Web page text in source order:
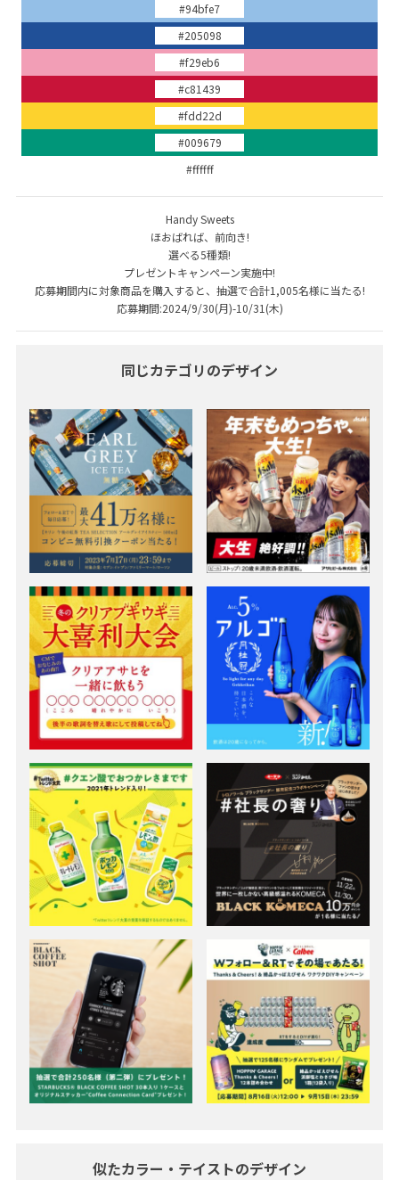
#94bfe7
#205098
#f29eb6
#c81439
#fdd22d
#009679
#ffffff
Handy Sweets
ほおばれば、前向き!
選べる5種類!
プレゼントキャンペーン実施中!
応募期間内に対象商品を購入すると、抽選で合計1,005名様に当たる!
応募期間:2024/9/30(月)-10/31(木)
同じカテゴリのデザイン
似たカラー・テイストのデザイン